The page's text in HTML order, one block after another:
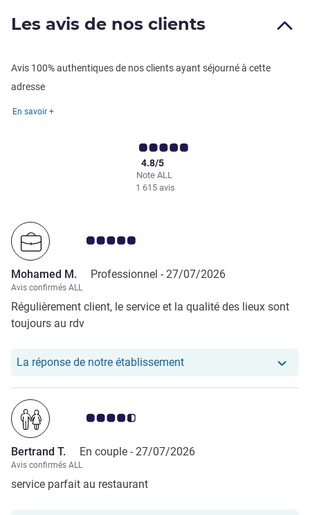
Les avis de nos clients
Avis 100% authentiques de nos clients ayant séjourné à cette
adresse
En savoir +
Note ALL
4.8/5
1 615 avis
Note Avis clients 5.0/5
Mohamed M. Professionnel - 27/07/2026
Avis confirmés ALL
Régulièrement client, le service et la qualité des lieux sont
toujours au rdv
La réponse de notre établissementNotre hôtel a repondu au
Note Avis clients 4.5/5
Bertrand T. En couple - 27/07/2026
Avis confirmés ALL
service parfait au restaurant